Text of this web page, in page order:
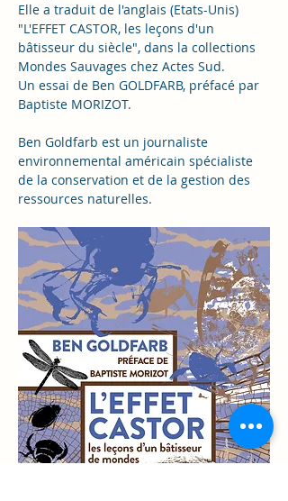
Elle a traduit de l'anglais (Etats-Unis)
"L'EFFET CASTOR, les leçons d'un
bâtisseur du siècle", dans la collections
Mondes Sauvages chez Actes Sud.
Un essai de Ben GOLDFARB, préfacé par
Baptiste MORIZOT.
Ben Goldfarb est un journaliste
environnemental américain spécialiste
de la conservation et de la gestion des
ressources naturelles.